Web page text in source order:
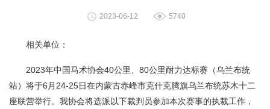
2023-06-12 5740
相关单位：
2023年中国马术协会40公里、80公里耐力达标赛（乌兰布统
站）将于6月24-25日在内蒙古赤峰市克什克腾旗乌兰布统苏木十二
座联营举行。我协会将选派以下裁判员参加本次赛事的执裁工作，